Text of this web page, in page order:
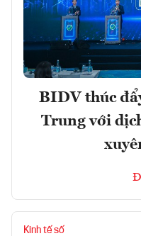
BIDV thúc
Trung với
Kinh tế số